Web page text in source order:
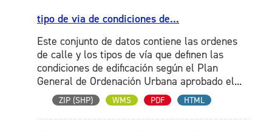
tipo de via de condiciones de...
Este conjunto de datos contiene las ordenes
de calle y los tipos de vía que definen las
condiciones de edificación según el Plan
General de Ordenación Urbana aprobado el...
ZIP (SHP) WMS PDF HTML